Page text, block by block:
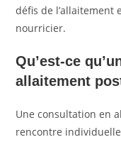
défis de l’allaitement
nourricier.
Qu’est-ce
allaitement
Une consultation en
rencontre